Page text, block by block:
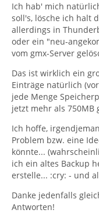
Ich hab' mich
soll's, lösche ich halt
allerdings in
oder ein "neu-
vom gmx-Server
Das ist wirklich ein
Einträge natürlich
jede Menge
jetzt mehr als 750MB
Ich hoffe,
Problem bzw. eine
könnte...
ich ein altes Backup
erstelle... :cry: - und
Danke jedenfalls
Antworten!